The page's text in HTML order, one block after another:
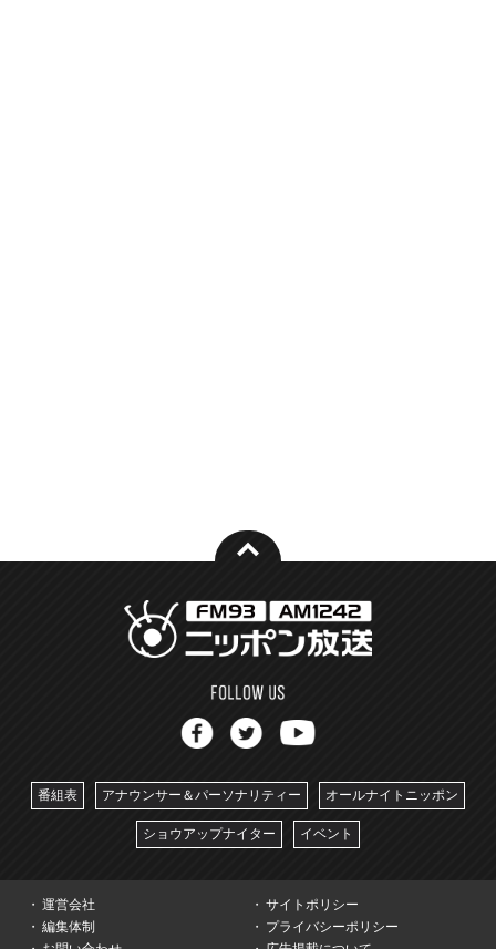
番組表 アナウンサー＆パーソナリティー オールナイトニッポン
ショウアップナイター イベント
運営会社
サイトポリシー
編集体制
プライバシーポリシー